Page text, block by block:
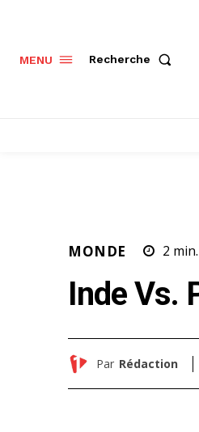
MENU Recherche
MONDE 2 min.
Inde Vs.
Par Rédaction